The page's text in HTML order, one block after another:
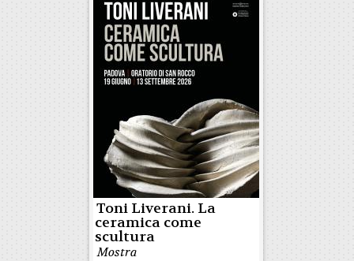
Toni Liverani. La
ceramica come
scultura
Mostra